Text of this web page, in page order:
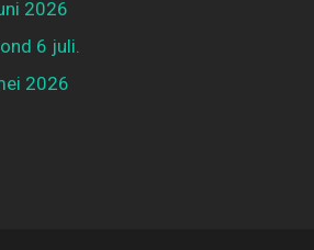
2026
6 juli.
2026